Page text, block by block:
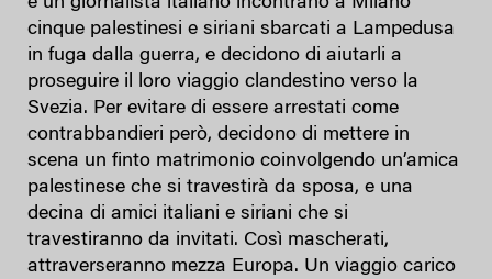
cinque palestinesi e siriani sbarcati a Lampedusa
in fuga dalla guerra, e decidono di aiutarli a
proseguire il loro viaggio clandestino verso la
Svezia. Per evitare di essere arrestati come
contrabbandieri però, decidono di mettere in
scena un finto matrimonio coinvolgendo un’amica
palestinese che si travestirà da sposa, e una
decina di amici italiani e siriani che si
travestiranno da invitati. Così mascherati,
attraverseranno mezza Europa. Un viaggio carico